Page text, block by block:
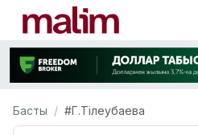
Басты #Г.Тілеубаева